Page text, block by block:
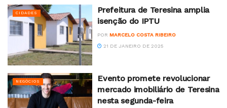
CIDADES
Prefeitura de Teresina amplia
isenção do IPTU
POR MARCELO COSTA RIBEIRO
21 DE JANEIRO DE 2025
NEGÓCIOS
Evento promete revolucionar
mercado imobiliário de Teresina
nesta segunda-feira